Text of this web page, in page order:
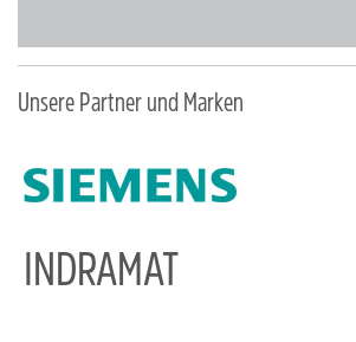
Unsere Partner und Marken
INDRAMAT